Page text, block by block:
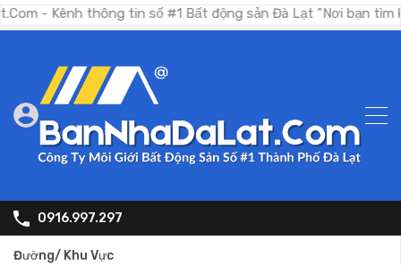
thông tin số #1 Bất động sản Đà Lạt "Nơi bạn tìm kiếm
0916.997.297
Đường/ Khu Vực